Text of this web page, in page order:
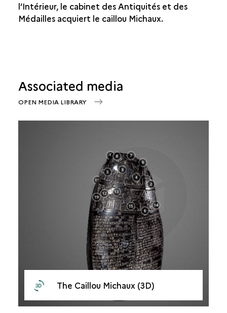
l’Intérieur, le cabinet des Antiquités et des
Médailles acquiert le caillou Michaux.
Associated media
OPEN MEDIA LIBRARY
The Caillou Michaux (3D)